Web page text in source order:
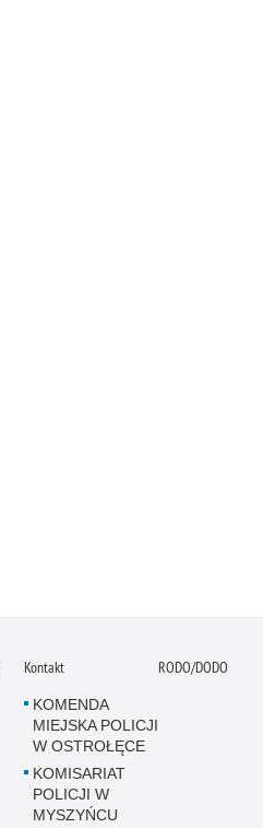
Kontakt
KOMENDA
MIEJSKA POLICJI
W OSTROŁĘCE
KOMISARIAT
POLICJI W
MYSZYŃCU
RODO/DODO